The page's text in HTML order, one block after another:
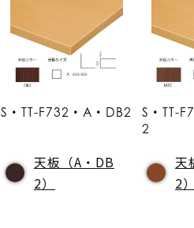
S・TT-F732・A・DB2
天板（A・DB
2）
S・TT-
2
天
2